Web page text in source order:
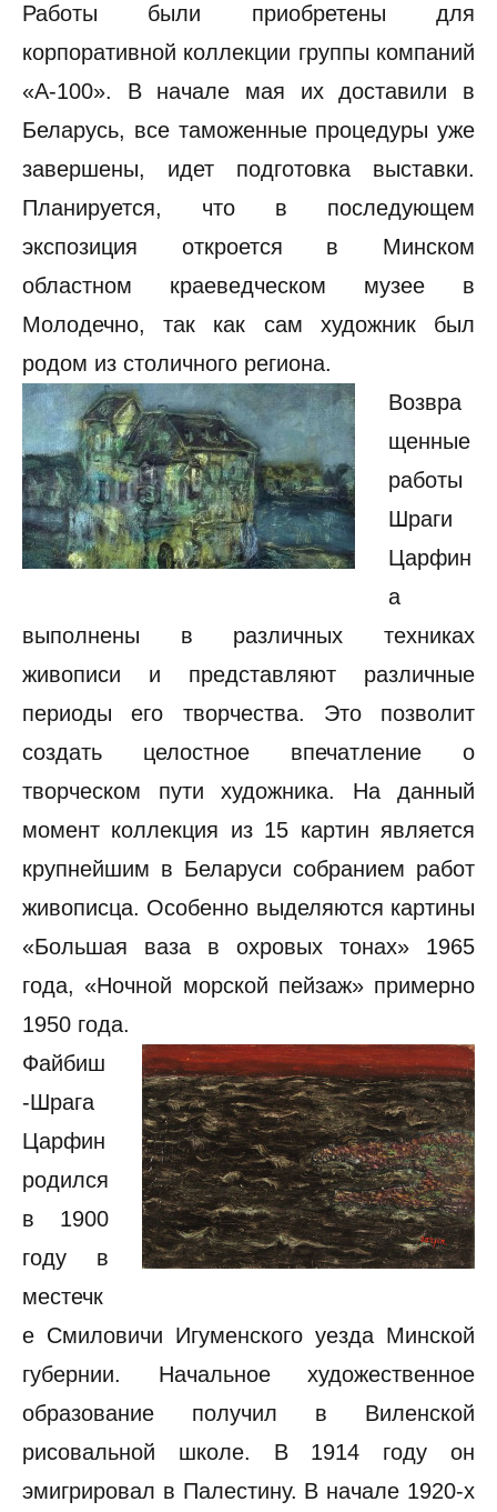
Работы были приобретены для
корпоративной коллекции группы компаний
«А-100». В начале мая их доставили в
Беларусь, все таможенные процедуры уже
завершены, идет подготовка выставки.
Планируется, что в последующем
экспозиция откроется в Минском
областном краеведческом музее в
Молодечно, так как сам художник был
родом из столичного региона.
Возвра
щенные
работы
Шраги
Царфин
а
выполнены в различных техниках
живописи и представляют различные
периоды его творчества. Это позволит
создать целостное впечатление о
творческом пути художника. На данный
момент коллекция из 15 картин является
крупнейшим в Беларуси собранием работ
живописца. Особенно выделяются картины
«Большая ваза в охровых тонах» 1965
года, «Ночной морской пейзаж» примерно
1950 года.
Файбиш
-Шрага
Царфин
родился
в 1900
году в
местечк
е Смиловичи Игуменского уезда Минской
губернии. Начальное художественное
образование получил в Виленской
рисовальной школе. В 1914 году он
эмигрировал в Палестину. В начале 1920-х